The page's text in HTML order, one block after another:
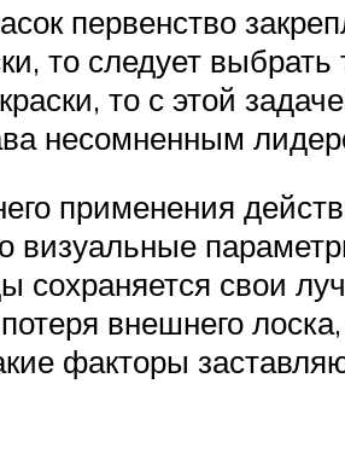
первенство
то следует
то с этой
несомненным
применения
визуальные
сохраняется свои
внешнего
факторы